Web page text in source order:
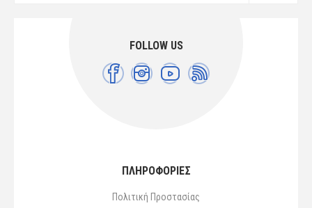
FOLLOW US
ΠΛΗΡΟΦΟΡΙΕΣ
Πολιτική Προστασίας